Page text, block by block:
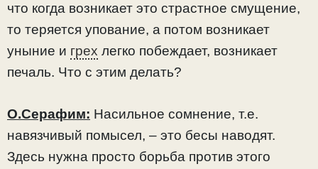
что когда возникает это страстное смущение,
то теряется упование, а потом возникает
уныние и грех легко побеждает, возникает
печаль. Что с этим делать?
О.Серафим: Насильное сомнение, т.е.
навязчивый помысел, – это бесы наводят.
Здесь нужна просто борьба против этого